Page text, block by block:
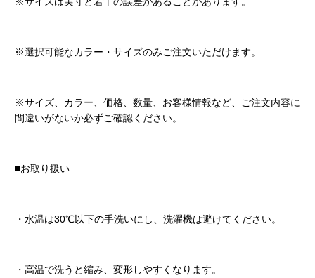
※選択可能なカラー・サイズのみご注文いただけます。
※サイズ、カラー、価格、数量、お客様情報など、ご注文内容に
間違いがないか必ずご確認ください。
■お取り扱い
・水温は30℃以下の手洗いにし、洗濯機は避けてください。
・高温で洗うと縮み、変形しやすくなります。